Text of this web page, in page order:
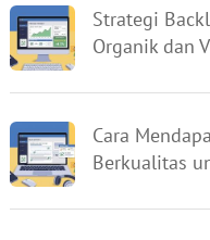
Strategi
Organik dan
Cara
Berkualitas